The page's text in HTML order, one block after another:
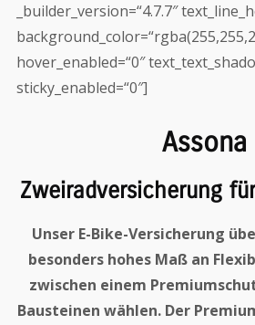
_builder_version=“4.7.7″
hover_enabled=“0″
sticky_enabled=“0″]
Assona
Zweirad­versicherung
Unser E-Bike-Versicherung
besonders hohes Maß an
zwischen einem
Bausteinen wählen. Der